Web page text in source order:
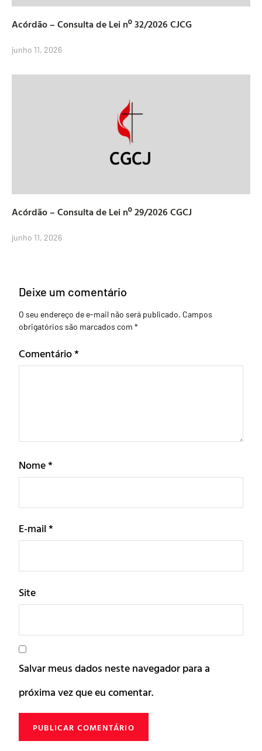
Acórdão – Consulta de Lei nº 32/2026 CJCG
junho 11, 2026
Acórdão – Consulta de Lei nº 29/2026 CGCJ
junho 11, 2026
Deixe um comentário
O seu endereço de e-mail não será publicado. Campos
obrigatórios são marcados com *
Comentário*
Nome*
E-mail*
Site
Salvar meus dados neste navegador para a
próxima vez que eu comentar.